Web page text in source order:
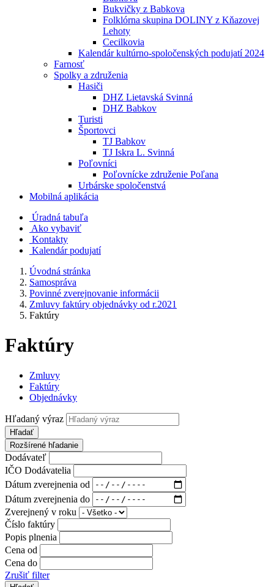
Bukvičky z Babkova
Folklórna skupina DOLINY z Kňazovej
Lehoty
Cecilkovia
Kalendár kultúrno-spoločenských podujatí 2024
Farnosť
Spolky a združenia
Hasiči
DHZ Lietavská Svinná
DHZ Babkov
Turisti
Športovci
TJ Babkov
TJ Iskra L. Svinná
Poľovníci
Poľovnícke združenie Poľana
Urbárske spoločenstvá
Mobilná aplikácia
Úradná tabuľa
Ako vybaviť
Kontakty
Kalendár podujatí
Úvodná stránka
Samospráva
Povinné zverejnovanie informácii
Zmluvy faktúry objednávky od r.2021
Faktúry
Faktúry
Zmluvy
Faktúry
Objednávky
Hľadaný výraz
Hľadať
Rozšírené hľadanie
Dodávateľ
IČO Dodávatelia
Dátum zverejnenia od
Dátum zverejnenia do
Zverejnený v roku
Číslo faktúry
Popis plnenia
Cena od
Cena do
Zrušiť filter